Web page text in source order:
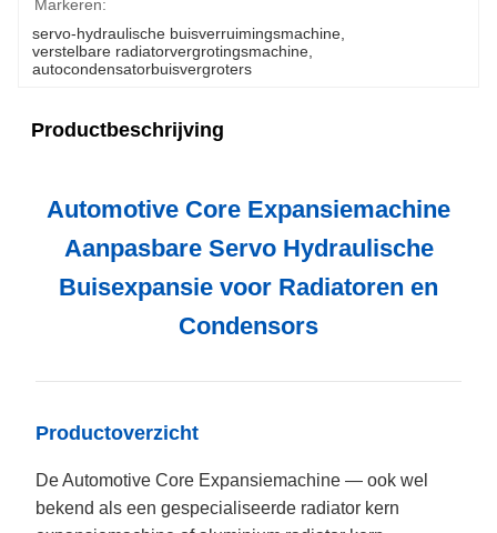
Markeren:
servo-hydraulische buisverruimingsmachine
verstelbare radiatorvergrotingsmachine
autocondensatorbuisvergroters
Productbeschrijving
Automotive Core Expansiemachine
Aanpasbare Servo Hydraulische
Buisexpansie voor Radiatoren en
Condensors
Productoverzicht
De Automotive Core Expansiemachine — ook wel
bekend als een gespecialiseerde radiator kern